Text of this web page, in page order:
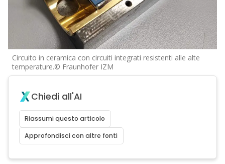
Circuito in ceramica con circuiti integrati resistenti alle alte
temperature.© Fraunhofer IZM
Chiedi all'AI
Riassumi questo articolo
Approfondisci con altre fonti